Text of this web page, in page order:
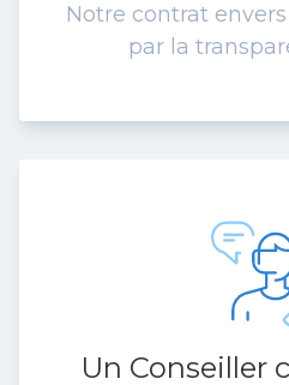
Notre contrat
par la
Un Conseiller